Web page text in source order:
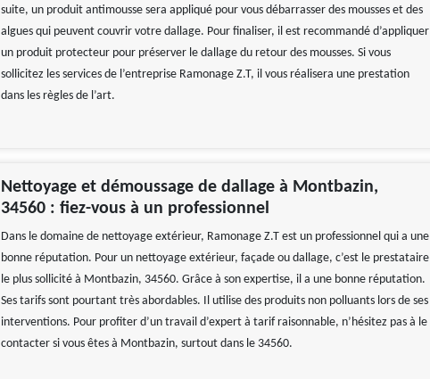
suite, un produit antimousse sera appliqué pour vous débarrasser des mousses et des
algues qui peuvent couvrir votre dallage. Pour finaliser, il est recommandé d’appliquer
un produit protecteur pour préserver le dallage du retour des mousses. Si vous
sollicitez les services de l’entreprise Ramonage Z.T, il vous réalisera une prestation
dans les règles de l’art.
Nettoyage et démoussage de dallage à Montbazin,
34560 : fiez-vous à un professionnel
Dans le domaine de nettoyage extérieur, Ramonage Z.T est un professionnel qui a une
bonne réputation. Pour un nettoyage extérieur, façade ou dallage, c’est le prestataire
le plus sollicité à Montbazin, 34560. Grâce à son expertise, il a une bonne réputation.
Ses tarifs sont pourtant très abordables. Il utilise des produits non polluants lors de ses
interventions. Pour profiter d’un travail d’expert à tarif raisonnable, n’hésitez pas à le
contacter si vous êtes à Montbazin, surtout dans le 34560.